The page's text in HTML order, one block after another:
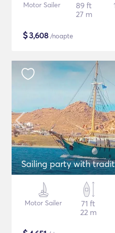
Motor Sailer
89 ft
27 m
$3,608 /noapte
Sailing party with
Motor Sailer
71 ft
22 m